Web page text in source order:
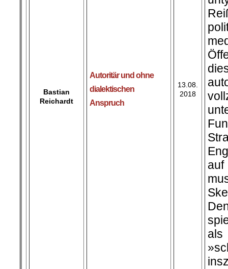
Bastian
Reichardt
Autoritär und ohne
dialektischen
Anspruch
13.08.
2018
auf
als